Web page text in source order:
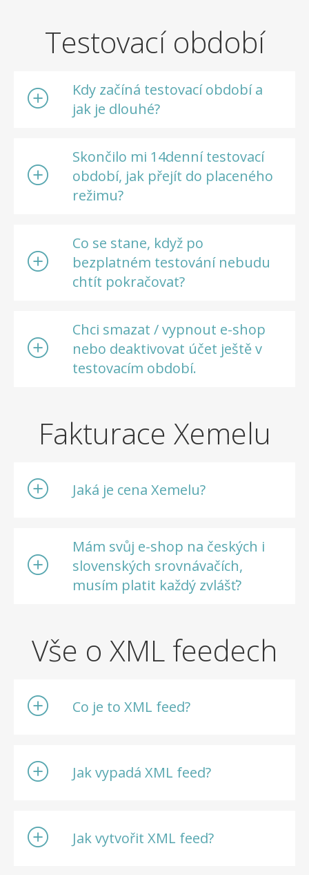
Testovací období
Kdy začíná testovací období a
jak je dlouhé?
Skončilo mi 14denní testovací
období, jak přejít do placeného
režimu?
Co se stane, když po
bezplatném testování nebudu
chtít pokračovat?
Chci smazat / vypnout e-shop
nebo deaktivovat účet ještě v
testovacím období.
Fakturace Xemelu
Jaká je cena Xemelu?
Mám svůj e-shop na českých i
slovenských srovnávačích,
musím platit každý zvlášť?
Vše o XML feedech
Co je to XML feed?
Jak vypadá XML feed?
Jak vytvořit XML feed?